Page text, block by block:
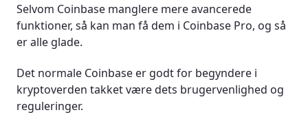
Selvom Coinbase manglere mere avancerede
funktioner, så kan man få dem i Coinbase Pro, og så
er alle glade.
Det normale Coinbase er godt for begyndere i
kryptoverden takket være dets brugervenlighed og
reguleringer.